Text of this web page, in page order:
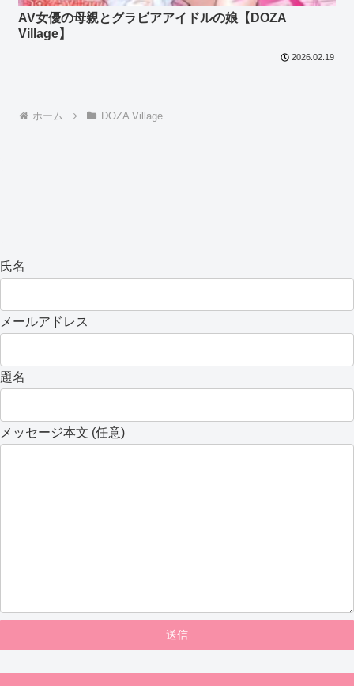
AV女優の母親とグラビアアイドルの娘【DOZA
Village】
2026.02.19
ホーム DOZA Village
氏名
メールアドレス
題名
メッセージ本文 (任意)